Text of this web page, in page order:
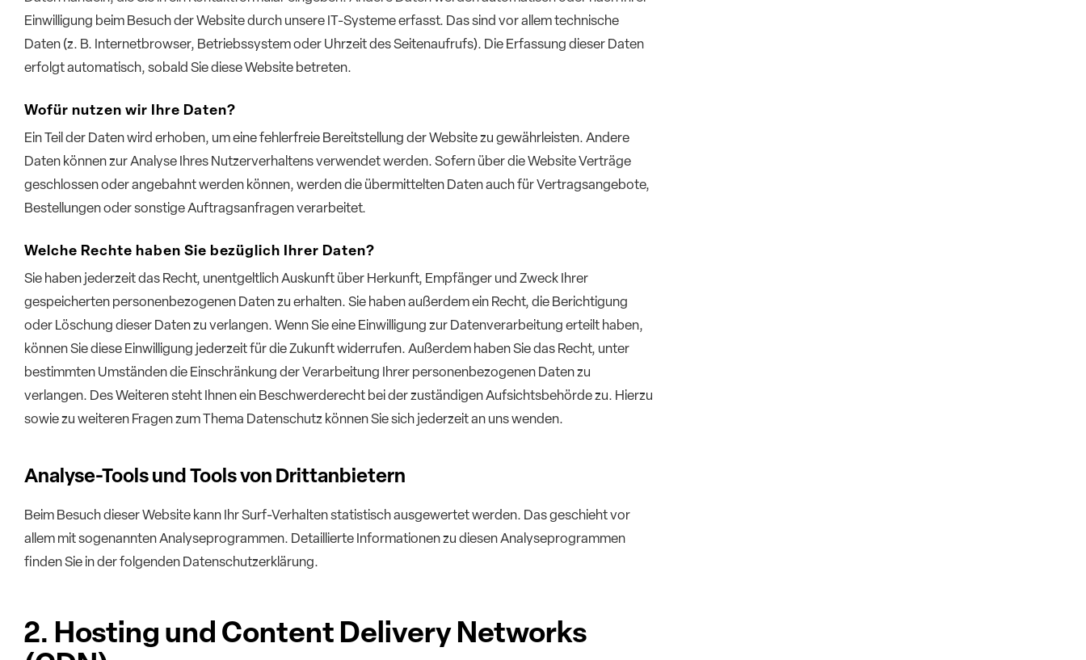
Einwilligung beim Besuch der Website durch unsere IT-Systeme erfasst. Das sind vor allem technische
Daten (z. B. Internetbrowser, Betriebssystem oder Uhrzeit des Seitenaufrufs). Die Erfassung dieser Daten
erfolgt automatisch, sobald Sie diese Website betreten.
Wofür nutzen wir Ihre Daten?
Ein Teil der Daten wird erhoben, um eine fehlerfreie Bereitstellung der Website zu gewährleisten. Andere
Daten können zur Analyse Ihres Nutzerverhaltens verwendet werden. Sofern über die Website Verträge
geschlossen oder angebahnt werden können, werden die übermittelten Daten auch für Vertragsangebote,
Bestellungen oder sonstige Auftragsanfragen verarbeitet.
Welche Rechte haben Sie bezüglich Ihrer Daten?
Sie haben jederzeit das Recht, unentgeltlich Auskunft über Herkunft, Empfänger und Zweck Ihrer
gespeicherten personenbezogenen Daten zu erhalten. Sie haben außerdem ein Recht, die Berichtigung
oder Löschung dieser Daten zu verlangen. Wenn Sie eine Einwilligung zur Datenverarbeitung erteilt haben,
können Sie diese Einwilligung jederzeit für die Zukunft widerrufen. Außerdem haben Sie das Recht, unter
bestimmten Umständen die Einschränkung der Verarbeitung Ihrer personenbezogenen Daten zu
verlangen. Des Weiteren steht Ihnen ein Beschwerderecht bei der zuständigen Aufsichtsbehörde zu. Hierzu
sowie zu weiteren Fragen zum Thema Datenschutz können Sie sich jederzeit an uns wenden.
Analyse-Tools und Tools von Dritt­anbietern
Beim Besuch dieser Website kann Ihr Surf-Verhalten statistisch ausgewertet werden. Das geschieht vor
allem mit sogenannten Analyseprogrammen. Detaillierte Informationen zu diesen Analyseprogrammen
finden Sie in der folgenden Datenschutzerklärung.
2. Hosting und Content Delivery Networks